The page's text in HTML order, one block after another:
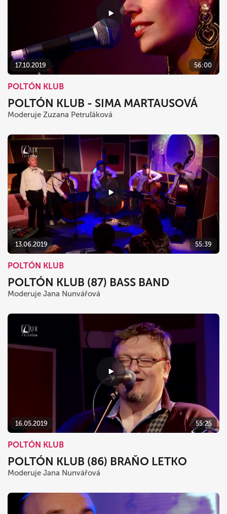
17.10.2019 56:00
POLTÓN KLUB
POLTÓN KLUB - SIMA MARTAUSOVÁ
Moderuje Zuzana Petruľáková
13.06.2019 55:39
POLTÓN KLUB
POLTÓN KLUB (87) BASS BAND
Moderuje Jana Nunvářová
16.05.2019 55:25
POLTÓN KLUB
POLTÓN KLUB (86) BRAŇO LETKO
Moderuje Jana Nunvářová